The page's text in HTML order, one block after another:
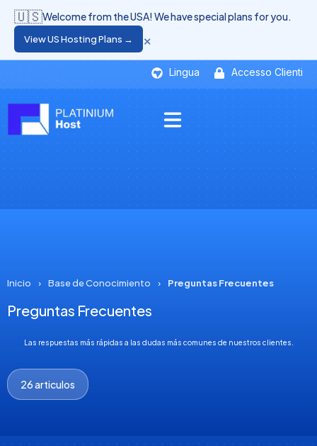
Lingua Accesso Clienti
🇺🇸Welcome from the USA! We have special plans for you.
View US Hosting Plans → ×
Inicio › Base de Conocimiento › Preguntas Frecuentes
Preguntas Frecuentes
Las respuestas más rápidas a las dudas más comunes de nuestros clientes.
26 articulos